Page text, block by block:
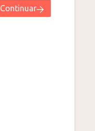
Continuar